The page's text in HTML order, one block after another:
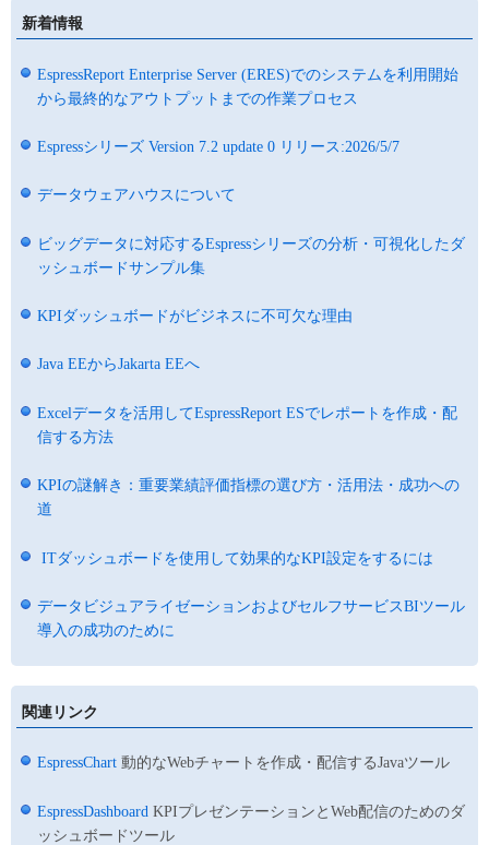
新着情報
EspressReport Enterprise Server (ERES)でのシステムを利用開始
から最終的なアウトプットまでの作業プロセス
Espressシリーズ Version 7.2 update 0 リリース:2026/5/7
データウェアハウスについて
ビッグデータに対応するEspressシリーズの分析・可視化したダ
ッシュボードサンプル集
KPIダッシュボードがビジネスに不可欠な理由
Java EEからJakarta EEへ
Excelデータを活用してEspressReport ESでレポートを作成・配
信する方法
KPIの謎解き：重要業績評価指標の選び方・活用法・成功への
道
ITダッシュボードを使用して効果的なKPI設定をするには
データビジュアライゼーションおよびセルフサービスBIツール
導入の成功のために
関連リンク
EspressChart 動的なWebチャートを作成・配信するJavaツール
EspressDashboard KPIプレゼンテーションとWeb配信のためのダ
ッシュボードツール